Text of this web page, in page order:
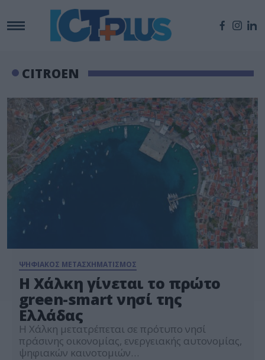
CITROEN
ΨΗΦΙΑΚΟΣ ΜΕΤΑΣΧΗΜΑΤΙΣΜΟΣ
Η Χάλκη γίνεται το πρώτο
green-smart νησί της
Ελλάδας
Η Χάλκη μετατρέπεται σε πρότυπο νησί
πράσινης οικονομίας, ενεργειακής αυτονομίας,
ψηφιακών καινοτομιών